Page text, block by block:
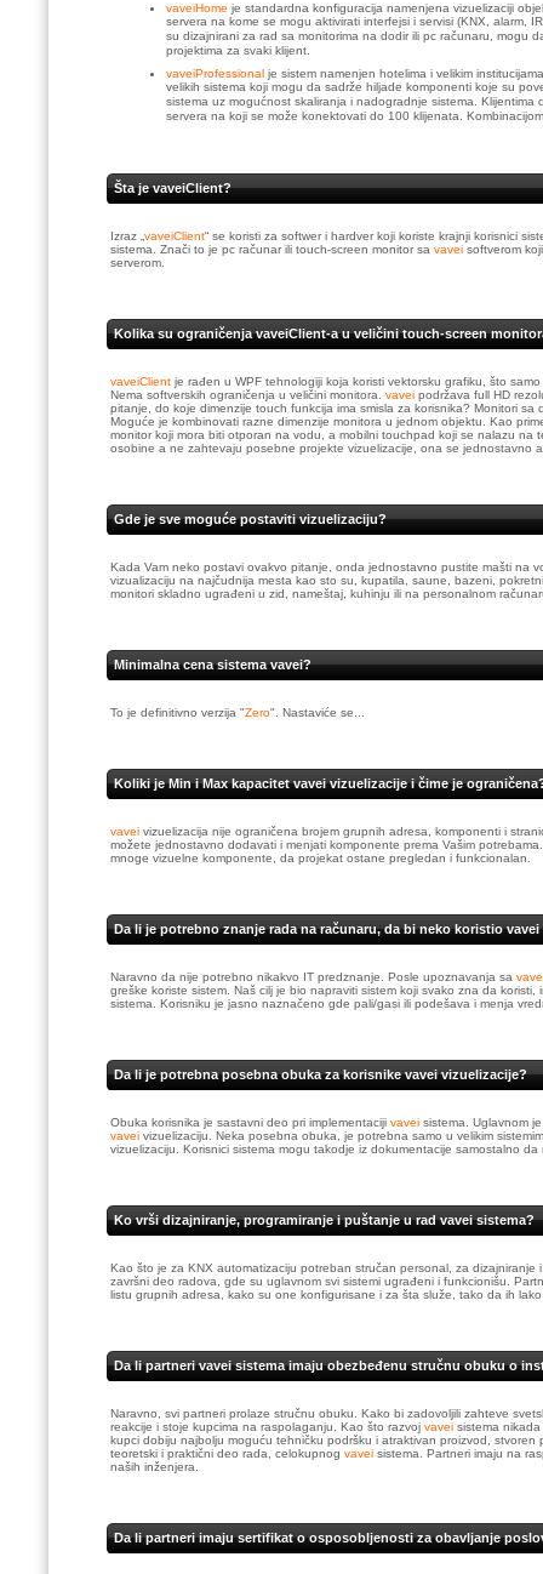
vaveiHome je standardna konfiguracija namenjena vizuelizaciji
servera na kome se mogu aktivirati interfejsi i servisi (KNX, alarm,
su dizajnirani za rad sa monitorima na dodir ili pc računaru, mogu
projektima za svaki klijent.
vaveiProfessional je sistem namenjen hotelima i velikim
velikih sistema koji mogu da sadrže hiljade komponenti koje su
sistema uz mogućnost skaliranja i nadogradnje sistema.
servera na koji se može konektovati do 100 klijenata.
Šta je vaveiClient?
Izraz „ vaveiClient“ se koristi za softwer i hardver koji koriste krajnji korisnici
sistema. Znači to je pc računar ili touch-screen monitor sa vavei softverom
serverom.
Kolika su ograničenja vaveiClient-a u veličini touch-screen
vaveiClient je rađen u WPF tehnologiji koja koristi vektorsku grafiku, što
Nema softverskih ograničenja u veličini monitora. vavei podržava full HD
pitanje, do koje dimenzije touch funkcija ima smisla za korisnika? Monitori
Moguće je kombinovati razne dimenzije monitora u jednom objektu. Kao
monitor koji mora biti otporan na vodu, a mobilni touchpad koji se nalazu na
osobine a ne zahtevaju posebne projekte vizuelizacije, ona se jednostavno
Gde je sve moguće postaviti vizuelizaciju?
Kada Vam neko postavi ovakvo pitanje, onda jednostavno pustite mašti na
vizualizaciju na najčudnija mesta kao sto su, kupatila, saune, bazeni,
monitori skladno ugrađeni u zid, nameštaj, kuhinju ili na personalnom
Minimalna cena sistema vavei?
To je definitivno verzija "Zero". Nastaviće se...
Koliki je Min i Max kapacitet vavei vizuelizacije i čime je
vavei vizuelizacija nije ograničena brojem grupnih adresa, komponenti i
možete jednostavno dodavati i menjati komponente prema Vašim
mnoge vizuelne komponente, da projekat ostane pregledan i funkcionalan.
Da li je potrebno znanje rada na računaru, da bi neko koristio
Naravno da nije potrebno nikakvo IT predznanje. Posle upoznavanja sa
greške koriste sistem. Naš cilj je bio napraviti sistem koji svako zna da
sistema. Korisniku je jasno naznačeno gde pali/gasi ili podešava i menja
Da li je potrebna posebna obuka za korisnike vavei vizuelizacije?
Obuka korisnika je sastavni deo pri implementaciji vavei sistema. Uglavnom
vavei vizuelizaciju. Neka posebna obuka, je potrebna samo u velikim
vizuelizaciju. Korisnici sistema mogu takodje iz dokumentacije samostalno
Ko vrši dizajniranje, programiranje i puštanje u rad vavei sistema?
Kao što je za KNX automatizaciju potreban stručan personal, za dizajniranje
završni deo radova, gde su uglavnom svi sistemi ugrađeni i funkcionišu.
listu grupnih adresa, kako su one konfigurisane i za šta služe, tako da ih
Da li partneri vavei sistema imaju obezbeđenu stručnu obuku o
Naravno, svi partneri prolaze stručnu obuku. Kako bi zadovoljili zahteve
reakcije i stoje kupcima na raspolaganju. Kao što razvoj vavei sistema
kupci dobiju najbolju moguću tehničku podršku i atraktivan proizvod,
teoretski i praktični deo rada, celokupnog vavei sistema. Partneri imaju na
naših inženjera.
Da li partneri imaju sertifikat o osposobljenosti za obavljanje